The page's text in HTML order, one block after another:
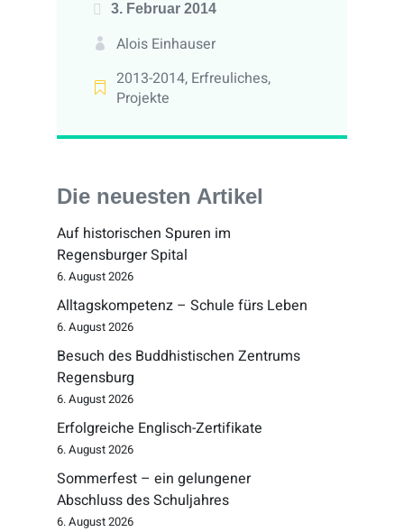
3. Februar 2014
Alois Einhauser
2013-2014, Erfreuliches,
Projekte
Die neuesten Artikel
Auf historischen Spuren im
Regensburger Spital
6. August 2026
Alltagskompetenz – Schule fürs Leben
6. August 2026
Besuch des Buddhistischen Zentrums
Regensburg
6. August 2026
Erfolgreiche Englisch-Zertifikate
6. August 2026
Sommerfest – ein gelungener
Abschluss des Schuljahres
6. August 2026